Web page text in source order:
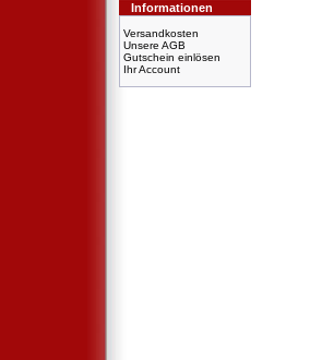
Informationen
Versandkosten
Unsere AGB
Gutschein einlösen
Ihr Account